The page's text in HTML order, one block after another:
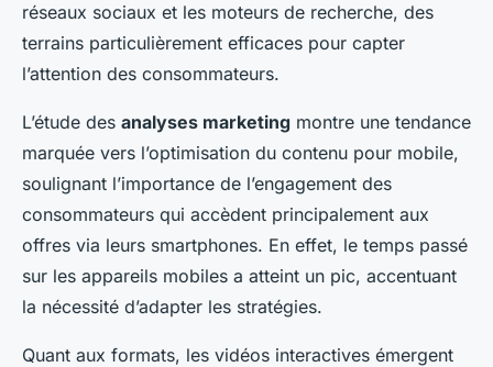
réseaux sociaux et les moteurs de recherche, des
terrains particulièrement efficaces pour capter
l’attention des consommateurs.
L’étude des analyses marketing montre une tendance
marquée vers l’optimisation du contenu pour mobile,
soulignant l’importance de l’engagement des
consommateurs qui accèdent principalement aux
offres via leurs smartphones. En effet, le temps passé
sur les appareils mobiles a atteint un pic, accentuant
la nécessité d’adapter les stratégies.
Quant aux formats, les vidéos interactives émergent